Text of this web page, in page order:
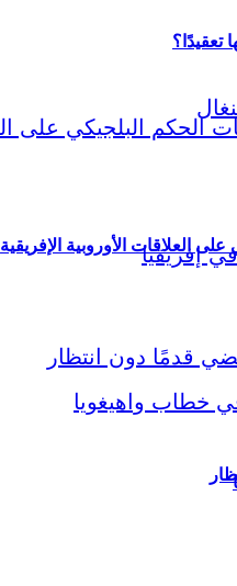
العلاقات الأوروبية الإفريقية
تعقيدًا؟